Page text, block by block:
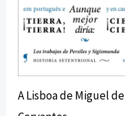
A Lisboa de Miguel de